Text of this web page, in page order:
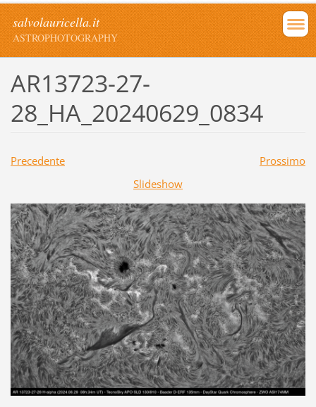
salvolauricella.it
ASTROPHOTOGRAPHY
AR13723-27-
28_HA_20240629_0834
Precedente
Prossimo
Slideshow